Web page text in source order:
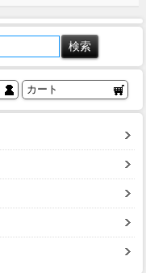
カート